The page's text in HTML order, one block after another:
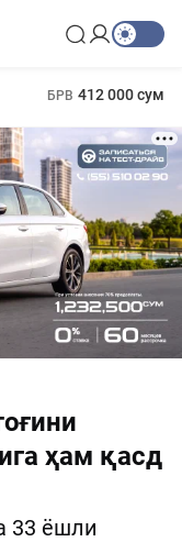
БРВ 412 000 сум
ҳам қасд
33 ёшли